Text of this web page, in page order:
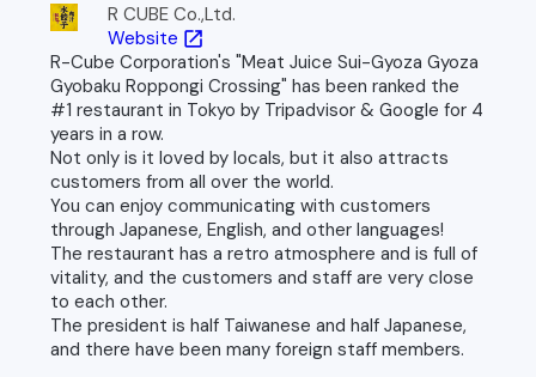
R CUBE Co.,Ltd.
Website open_in_new
R-Cube Corporation's "Meat Juice Sui-Gyoza Gyoza
Gyobaku Roppongi Crossing" has been ranked the
#1 restaurant in Tokyo by Tripadvisor & Google for 4
years in a row.
Not only is it loved by locals, but it also attracts
customers from all over the world.
You can enjoy communicating with customers
through Japanese, English, and other languages!
The restaurant has a retro atmosphere and is full of
vitality, and the customers and staff are very close
to each other.
The president is half Taiwanese and half Japanese,
and there have been many foreign staff members.